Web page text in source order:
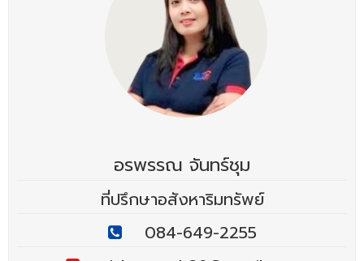
อรพรรณ จันทร์ชุม
ที่ปรึกษาอสังหาริมทรัพย์
084-649-2255